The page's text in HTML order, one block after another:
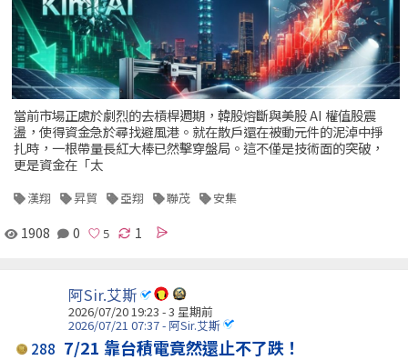
當前市場正處於劇烈的去槓桿週期，韓股熔斷與美股 AI 權值股震
盪，使得資金急於尋找避風港。就在散戶還在被動元件的泥淖中掙
扎時，一根帶量長紅大棒已然擊穿盤局。這不僅是技術面的突破，
更是資金在「太
漢翔 昇貿 亞翔 聯茂 安集
1908 0 1
阿Sir.艾斯
2026/07/20 19:23 - 3 星期前
2026/07/21 07:37 - 阿Sir.艾斯
288 7/21 靠台積電竟然還止不了跌！